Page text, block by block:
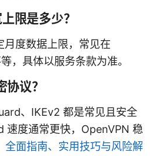
限是多少？
月度数据上限，常见在
，具体以服务条款为准。
议？
、IKEv2 都是常见且安全
速度通常更快，OpenVPN 稳
全面指南、实用技巧与风险解